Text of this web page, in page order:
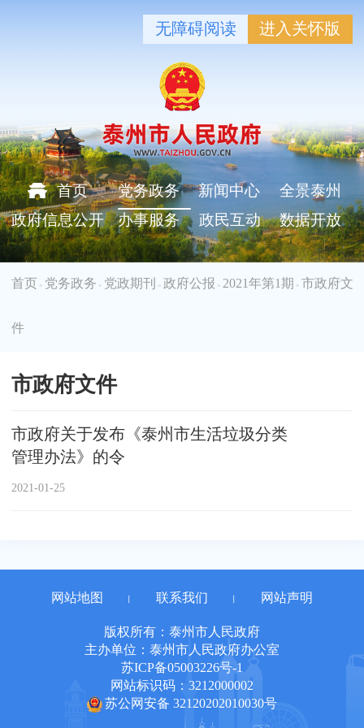
无障碍阅读 进入关怀版
首页 党务政务 新闻中心
全景泰州
政府信息公开
办事服务 政民互动 数据开放
首页 > 党务政务 > 党政期刊 > 政府公报 > 2021年第1期 > 市政府文
件
市政府文件
市政府关于发布《泰州市生活垃圾分类
管理办法》的令
2021-01-25
网站地图 联系我们 网站声明
版权所有：泰州市人民政府
主办单位：泰州市人民政府办公室
苏ICP备05003226号-1
网站标识码：3212000002
苏公网安备 32120202010030号